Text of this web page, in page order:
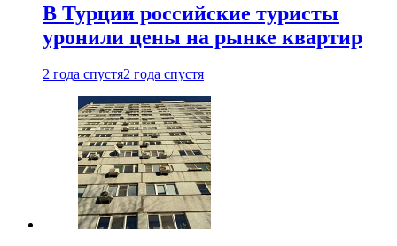
В Турции российские туристы
уронили цены на рынке квартир
2 года спустя2 года спустя